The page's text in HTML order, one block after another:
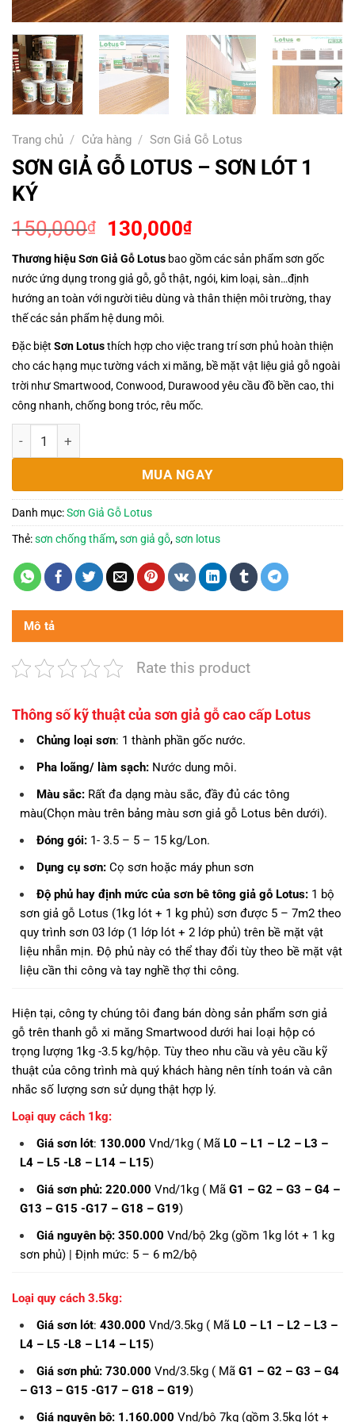
Trang chủ / Cửa hàng / Sơn Giả Gỗ Lotus
SƠN GIẢ GỖ LOTUS – SƠN LÓT 1
KÝ
150,000₫
Giá
gốc
là:
150,000₫.
130,000₫Giá
hiện
tại
là:
130,000₫.
Thương hiệu Sơn Giả Gỗ Lotus bao gồm các sản phẩm sơn gốc
nước ứng dụng trong giả gỗ, gỗ thật, ngói, kim loại, sàn…định
hướng an toàn với người tiêu dùng và thân thiện môi trường, thay
thế các sản phẩm hệ dung môi.
Đặc biệt Sơn Lotusthích hợp cho việc trang trí sơn phủ hoàn thiện
cho các hạng mục tường vách xi măng, bề mặt vật liệu giả gỗ ngoài
trời như Smartwood, Conwood, Durawood yêu cầu đồ bền cao, thi
công nhanh, chống bong tróc, rêu mốc.
MUA NGAY
Danh mục:Sơn Giả Gỗ Lotus
Thẻ:sơn chống thấm,sơn giả gỗ,sơn lotus
Mô tả
Rate this product
Thông số kỹ thuật của sơn giả gỗ cao cấp Lotus
Chủng loại sơn: 1 thành phần gốc nước.
Pha loãng/ làm sạch: Nước dung môi.
Màu sắc: Rất đa dạng màu sắc, đầy đủ các tông
màu(Chọn màu trên bảng màu sơn giả gỗ Lotus bên dưới).
Đóng gói: 1- 3.5 – 5 – 15 kg/Lon.
Dụng cụ sơn: Cọ sơn hoặc máy phun sơn
Độ phủ hay định mức của sơn bê tông giả gỗ Lotus: 1 bộ
sơn giả gỗ Lotus (1kg lót + 1 kg phủ) sơn được 5 – 7m2 theo
quy trình sơn 03 lớp (1 lớp lót + 2 lớp phủ) trên bề mặt vật
liệu nhẵn mịn. Độ phủ này có thể thay đổi tùy theo bề mặt vật
liệu cần thi công và tay nghề thợ thi công.
Hiện tại, công ty chúng tôi đang bán dòng sản phẩm sơn giả
gỗ trên thanh gỗ xi măng Smartwood dưới hai loại hộp có
trọng lượng 1kg -3.5 kg/hộp. Tùy theo nhu cầu và yêu cầu kỹ
thuật của công trình mà quý khách hàng nên tính toán và cân
nhắc số lượng sơn sử dụng thật hợp lý.
Loại quy cách 1kg:
Giá sơn lót: 130.000 Vnd/1kg ( Mã L0 – L1 – L2 – L3 –
L4 – L5 -L8 – L14 – L15)
Giá sơn phủ: 220.000 Vnd/1kg ( Mã G1 – G2 – G3 – G4 –
G13 – G15 -G17 – G18 – G19)
Giá nguyên bộ: 350.000 Vnd/bộ 2kg (gồm 1kg lót + 1 kg
sơn phủ) | Định mức: 5 – 6 m2/bộ
Loại quy cách 3.5kg:
Giá sơn lót: 430.000 Vnd/3.5kg ( Mã L0 – L1 – L2 – L3 –
L4 – L5 -L8 – L14 – L15)
Giá sơn phủ: 730.000 Vnd/3.5kg ( Mã G1 – G2 – G3 – G4
– G13 – G15 -G17 – G18 – G19)
Giá nguyên bộ: 1.160.000 Vnd/bộ 7kg (gồm 3.5kg lót +